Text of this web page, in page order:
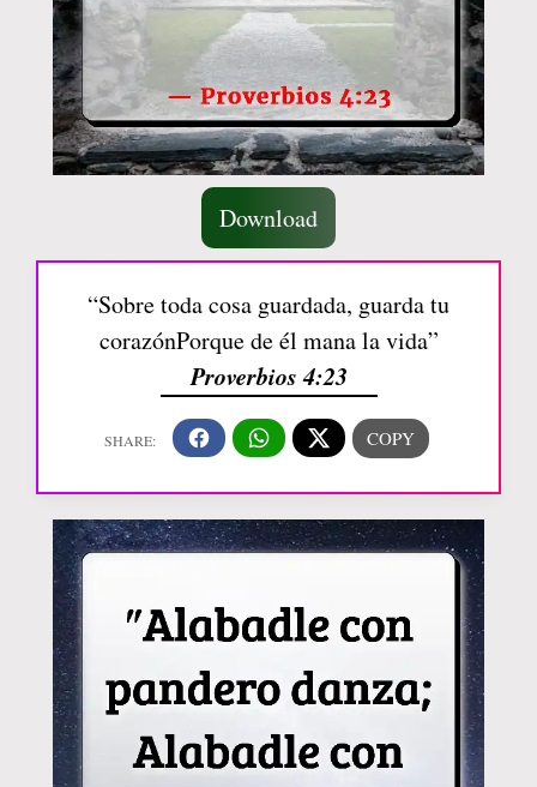
Download
“Sobre toda cosa guardada, guarda tu
corazónPorque de él mana la vida”
Proverbios 4:23